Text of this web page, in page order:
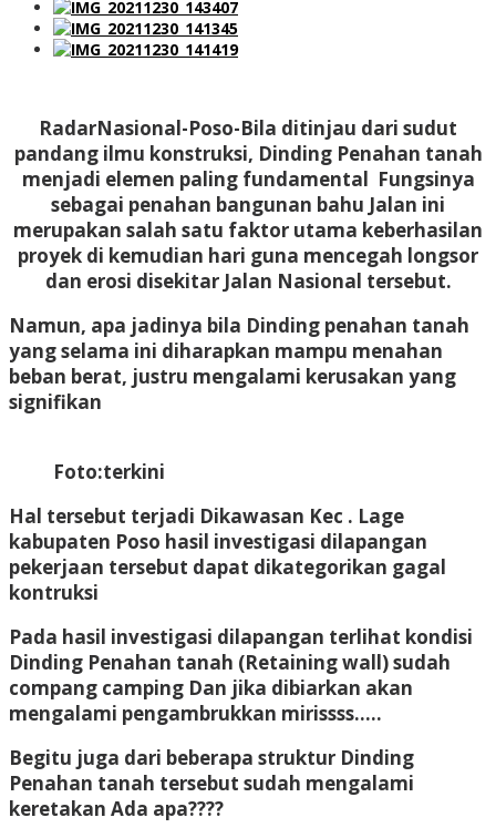
RadarNasional-Poso-Bila ditinjau dari sudut
pandang ilmu konstruksi, Dinding Penahan tanah
menjadi elemen paling fundamental Fungsinya
sebagai penahan bangunan bahu Jalan ini
merupakan salah satu faktor utama keberhasilan
proyek di kemudian hari guna mencegah longsor
dan erosi disekitar Jalan Nasional tersebut.
Namun, apa jadinya bila Dinding penahan tanah
yang selama ini diharapkan mampu menahan
beban berat, justru mengalami kerusakan yang
signifikan
Foto:terkini
Hal tersebut terjadi Dikawasan Kec . Lage
kabupaten Poso hasil investigasi dilapangan
pekerjaan tersebut dapat dikategorikan gagal
kontruksi
Pada hasil investigasi dilapangan terlihat kondisi
Dinding Penahan tanah (Retaining wall) sudah
compang camping Dan jika dibiarkan akan
mengalami pengambrukkan mirissss…..
Begitu juga dari beberapa struktur Dinding
Penahan tanah tersebut sudah mengalami
keretakan Ada apa????